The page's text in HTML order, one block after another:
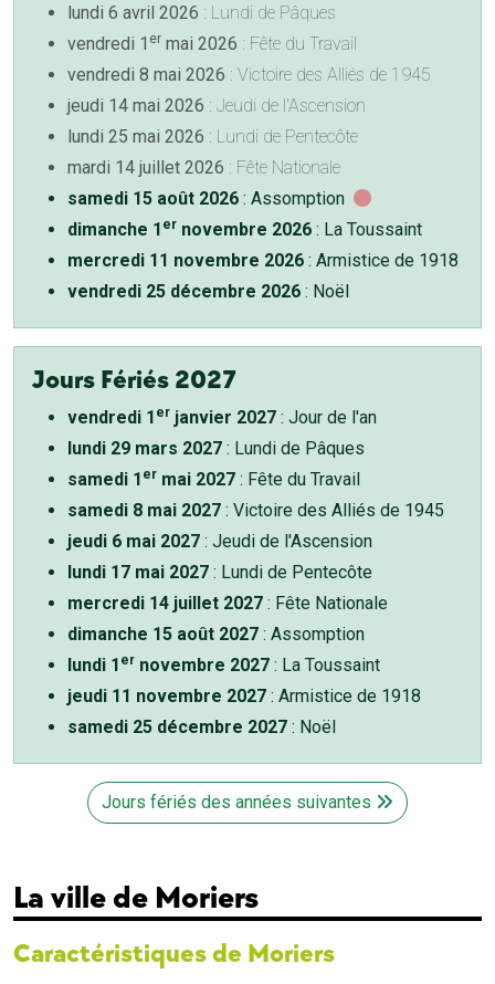
lundi 6 avril 2026 : Lundi de Pâques
vendredi 1 er mai 2026 : Fête du Travail
vendredi 8 mai 2026 : Victoire des Alliés de 1945
jeudi 14 mai 2026 : Jeudi de l'Ascension
lundi 25 mai 2026 : Lundi de Pentecôte
mardi 14 juillet 2026 : Fête Nationale
samedi 15 août 2026 : Assomption
dimanche 1 er novembre 2026 : La Toussaint
mercredi 11 novembre 2026 : Armistice de 1918
vendredi 25 décembre 2026 : Noël
Jours Fériés 2027
vendredi 1 er janvier 2027 : Jour de l'an
lundi 29 mars 2027 : Lundi de Pâques
samedi 1 er mai 2027 : Fête du Travail
samedi 8 mai 2027 : Victoire des Alliés de 1945
jeudi 6 mai 2027 : Jeudi de l'Ascension
lundi 17 mai 2027 : Lundi de Pentecôte
mercredi 14 juillet 2027 : Fête Nationale
dimanche 15 août 2027 : Assomption
lundi 1 er novembre 2027 : La Toussaint
jeudi 11 novembre 2027 : Armistice de 1918
samedi 25 décembre 2027 : Noël
Jours fériés des années suivantes
La ville de Moriers
Caractéristiques de Moriers